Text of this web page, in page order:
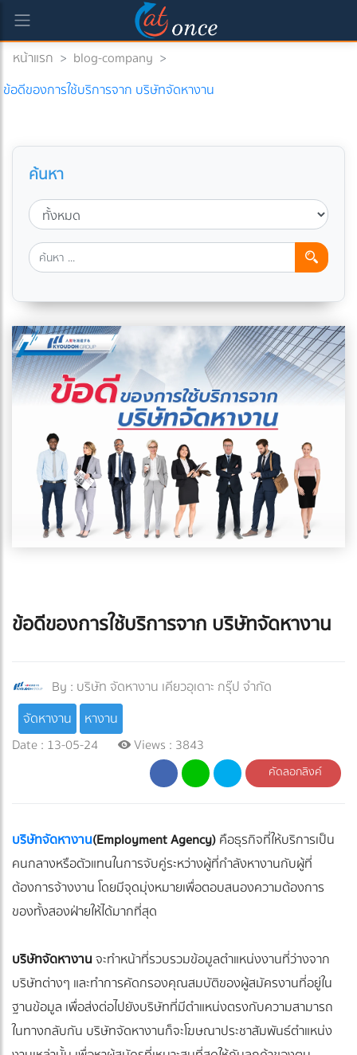
หน้าแรก > blog-company >
ข้อดีของการใช้บริการจาก บริษัทจัดหางาน
ค้นหา
ข้อดีของการใช้บริการจาก บริษัทจัดหางาน
By : บริษัท จัดหางาน เคียวอุเดาะ กรุ๊ป จำกัด
จัดหางาน
หางาน
Date : 13-05-24
Views : 3843
คัดลอกลิงค์
บริษัทจัดหางาน(Employment Agency)คือธุรกิจที่ให้บริการเป็น
คนกลางหรือตัวแทนในการจับคู่ระหว่างผู้ที่กำลังหางานกับผู้ที่
ต้องการจ้างงาน โดยมีจุดมุ่งหมายเพื่อตอบสนองความต้องการ
ของทั้งสองฝ่ายให้ได้มากที่สุด
บริษัทจัดหางานจะทำหน้าที่รวบรวมข้อมูลตำแหน่งงานที่ว่างจาก
บริษัทต่างๆ และทำการคัดกรองคุณสมบัติของผู้สมัครงานที่อยู่ใน
ฐานข้อมูล เพื่อส่งต่อไปยังบริษัทที่มีตำแหน่งตรงกับความสามารถ
ในทางกลับกัน บริษัทจัดหางานก็จะโฆษณาประชาสัมพันธ์ตำแหน่ง